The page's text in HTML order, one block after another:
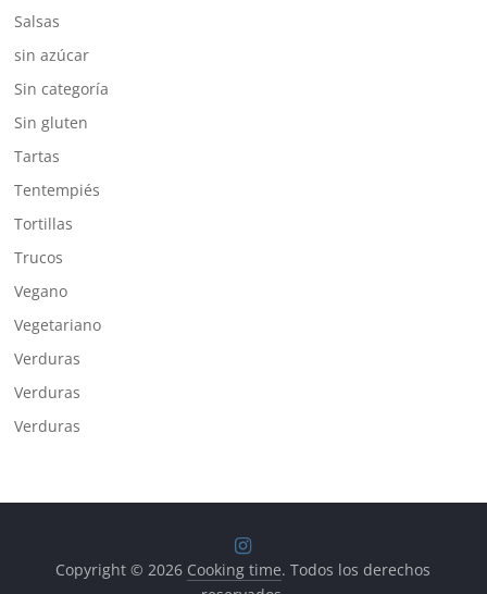
Salsas
sin azúcar
Sin categoría
Sin gluten
Tartas
Tentempiés
Tortillas
Trucos
Vegano
Vegetariano
Verduras
Verduras
Verduras
Copyright © 2026 Cooking time. Todos los derechos